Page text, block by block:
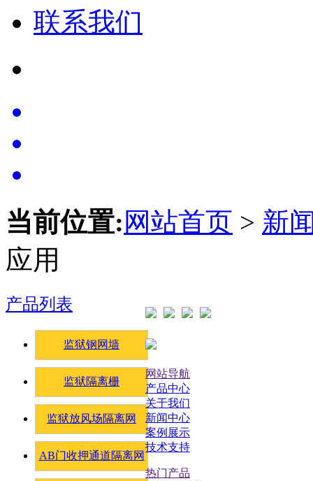
联系我们
当前位置: 网站首页 > 新
应用
产品列表
监狱钢网墙
监狱隔离栅
监狱放风场隔离网
AB门收押通道隔离网
网站导航
产品中心
关于我们
新闻中心
案例展示
技术支持
热门产品